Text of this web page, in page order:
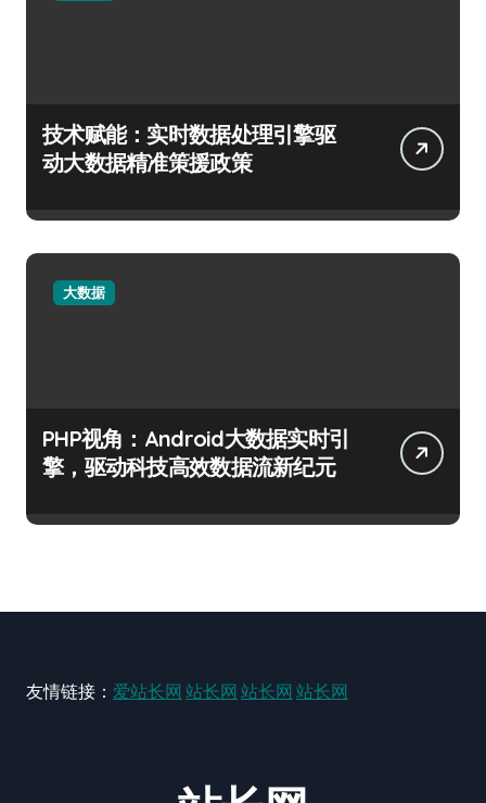
技术赋能：实时数据处理引擎驱
动大数据精准策援政策
大数据
PHP视角：Android大数据实时引
擎，驱动科技高效数据流新纪元
友情链接： 爱站长网 站长网 站长网 站长网